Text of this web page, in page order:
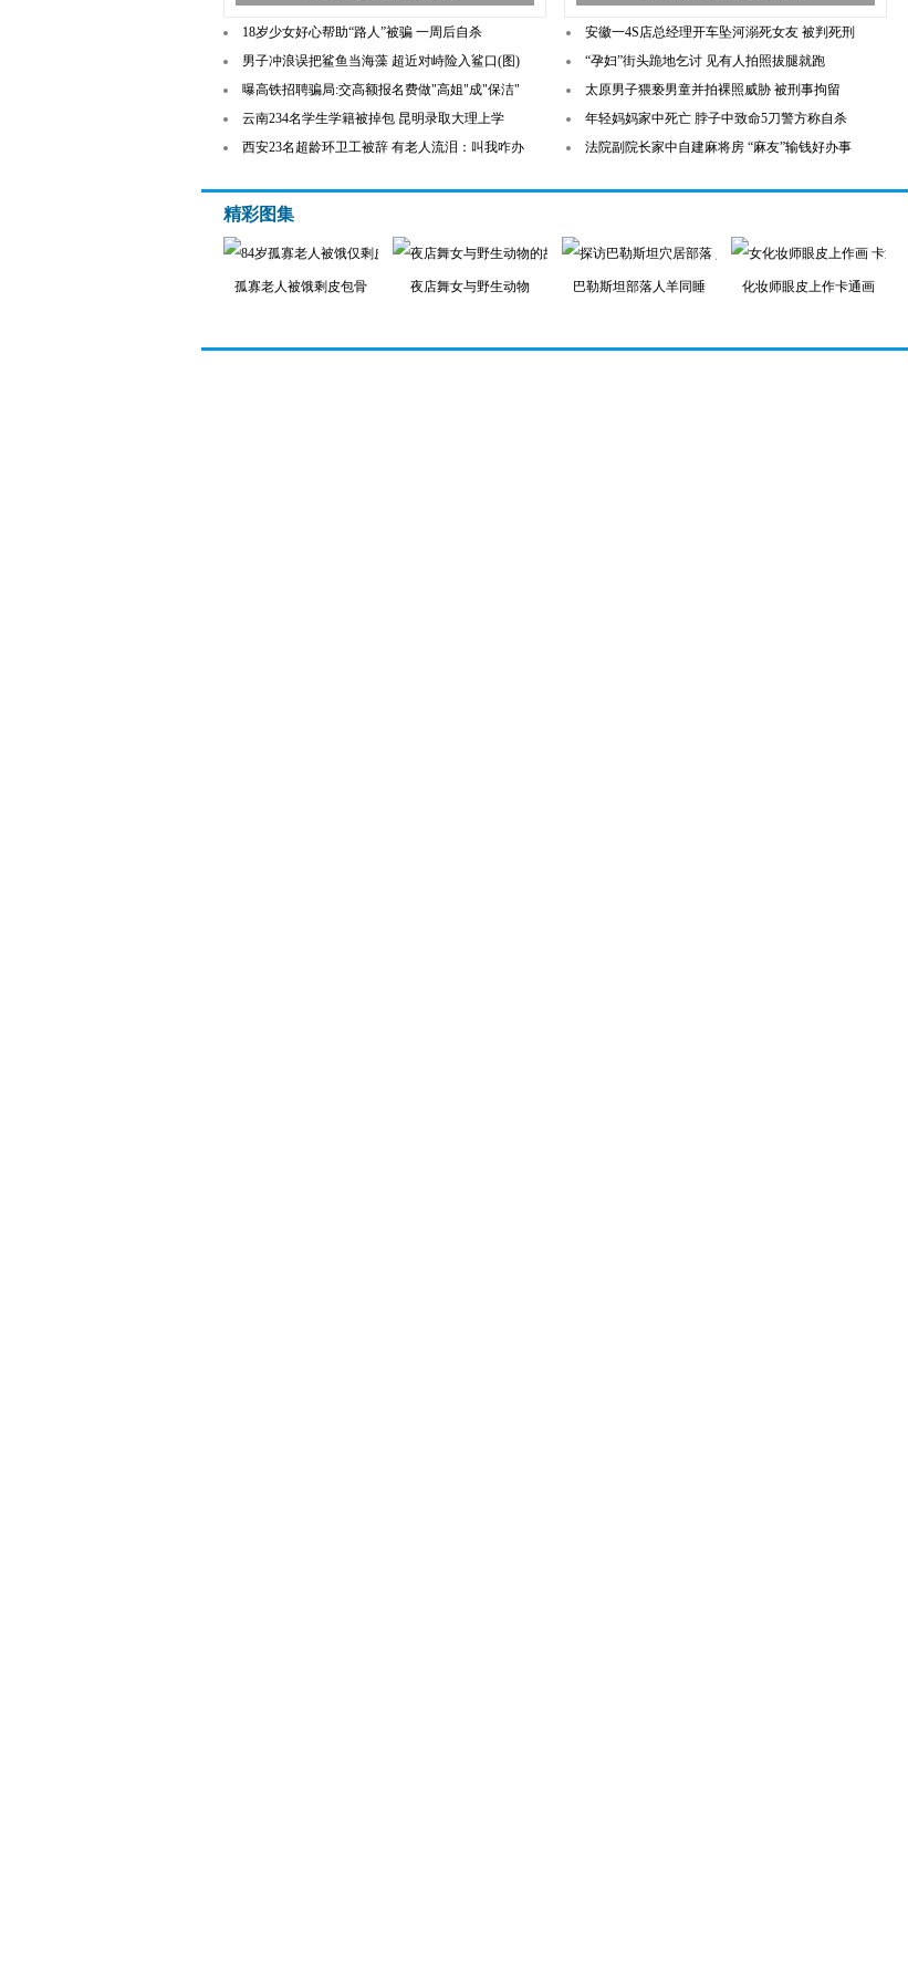
18岁少女好心帮助“路人”被骗 一周后自杀
男子冲浪误把鲨鱼当海藻 超近对峙险入鲨口(图)
曝高铁招聘骗局:交高额报名费做"高姐"成"保洁"
云南234名学生学籍被掉包 昆明录取大理上学
西安23名超龄环卫工被辞 有老人流泪：叫我咋办
安徽一4S店总经理开车坠河溺死女友 被判死刑
“孕妇”街头跪地乞讨 见有人拍照拔腿就跑
太原男子猥亵男童并拍裸照威胁 被刑事拘留
年轻妈妈家中死亡 脖子中致命5刀警方称自杀
法院副院长家中自建麻将房 “麻友”输钱好办事
精彩图集
孤寡老人被饿剩皮包骨 夜店舞女与野生动物 巴勒斯坦部落人羊同睡 化妆师眼皮上作卡通画